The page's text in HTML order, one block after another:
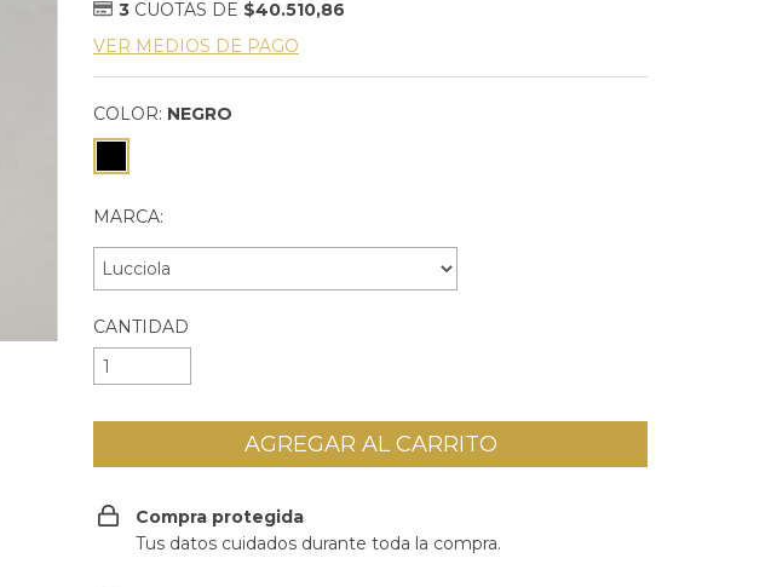
3 CUOTAS DE $40.510,86
VER MEDIOS DE PAGO
COLOR: NEGRO
MARCA:
CANTIDAD
Compra protegida
Tus datos cuidados durante toda la compra.